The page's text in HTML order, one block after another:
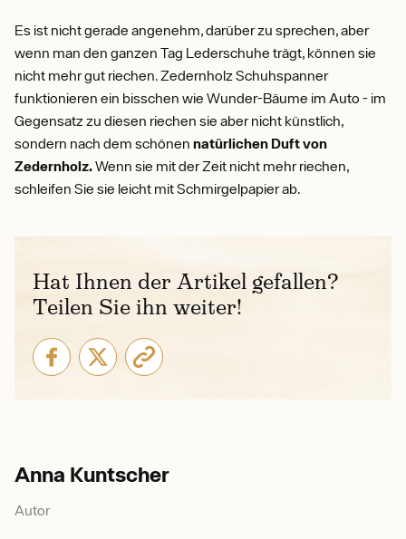
Es ist nicht gerade angenehm, darüber zu sprechen, aber
wenn man den ganzen Tag Lederschuhe trägt, können sie
nicht mehr gut riechen. Zedernholz Schuhspanner
funktionieren ein bisschen wie Wunder-Bäume im Auto - im
Gegensatz zu diesen riechen sie aber nicht künstlich,
sondern nach dem schönen natürlichen Duft von
Zedernholz.Wenn sie mit der Zeit nicht mehr riechen,
schleifen Sie sie leicht mit Schmirgelpapier ab.
Hat Ihnen der Artikel gefallen?
Teilen Sie ihn weiter!
Anna Kuntscher
Autor